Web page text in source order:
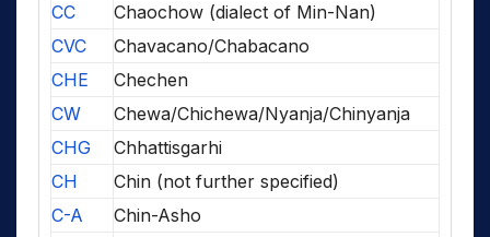
CC
Chaochow (dialect of Min-Nan)
CVC
Chavacano/Chabacano
CHE
Chechen
CW
Chewa/Chichewa/Nyanja/Chinyanja
CHG
Chhattisgarhi
CH
Chin (not further specified)
C-A
Chin-Asho